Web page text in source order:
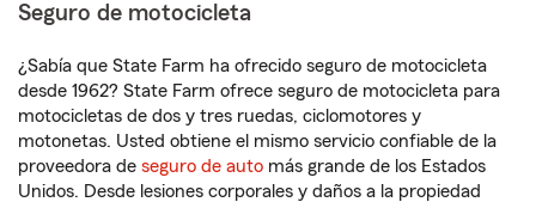
Seguro de motocicleta
¿Sabía que State Farm ha ofrecido seguro de motocicleta
desde 1962? State Farm ofrece seguro de motocicleta para
motocicletas de dos y tres ruedas, ciclomotores y
motonetas. Usted obtiene el mismo servicio confiable de la
proveedora de seguro de auto más grande de los Estados
Unidos. Desde lesiones corporales y daños a la propiedad